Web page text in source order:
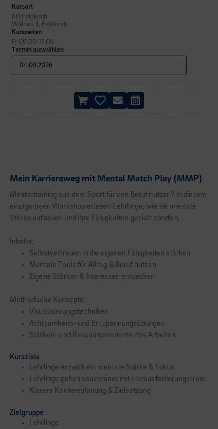
Kursort
BFI Feldkirch
Widnau 4, Feldkirch
Termin auswählen
Kurszeiten
Fr 09:00-17:00
Mein Karriereweg mit Mental Match Play (MMP)
Mentaltraining aus dem Sport für den Beruf nutzen? In diesem
einzigartigen Workshop erleben Lehrlinge, wie sie mentale
Stärke aufbauen und ihre Fähigkeiten gezielt abrufen.
Inhalte:
Selbstvertrauen in die eigenen Fähigkeiten stärken
Mentale Tools für Alltag & Beruf nutzen
Eigene Stärken & Interessen entdecken
Methodische Konzepte:
Visualisierungstechniken
Achtsamkeits- und Entspannungsübungen
Stärken- und Ressourcenorientiertes Arbeiten
Kursziele
Lehrlinge entwickeln mentale Stärke & Fokus
Lehrlinge gehen souveräner mit Herausforderungen um
Klarere Karriereplanung & Zielsetzung
Zielgruppe
Lehrlinge